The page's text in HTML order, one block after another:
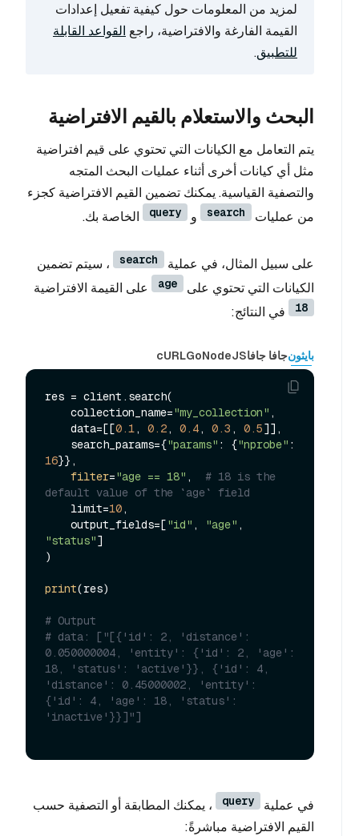
لمزيد من المعلومات حول كيفية تفعيل إعدادات
القيمة الفارغة والافتراضية، راجع القواعد القابلة
للتطبيق.
البحث والاستعلام بالقيم الافتراضية
يتم التعامل مع الكيانات التي تحتوي على قيم افتراضية
مثل أي كيانات أخرى أثناء عمليات البحث المتجه
والتصفية القياسية. يمكنك تضمين القيم الافتراضية كجزء
من عمليات
search و query الخاصة بك.
على سبيل المثال، في عملية search
، سيتم تضمين
الكيانات التي تحتوي على
age على القيمة الافتراضية
18 في النتائج:
بايثونجافا جافاNodeJS
Go
cURL
res = client.search(
    collection_name=
"my_collection" ,
    data=[[
0.1, 0.2, 0.4, 0.3 , 0.5]],
    search_params={
"params" : {"nprobe"
16}},
filter="age == 18" , # 18 is the
default value of the `age` field
    limit=
10,
    output_fields=[
"id" , "age"
"status"]
)
print(res)
# Output
# data: ["[{'id': 2, 'distance':
0.050000004, 'entity': {'id': 2, 'age':
18, 'status': 'active'}}, {'id': 4,
'distance': 0.45000002, 'entity':
{'id': 4, 'age': 18, 'status':
'inactive'}}]"]
في عملية query
، يمكنك المطابقة أو التصفية حسب
القيم الافتراضية مباشرةً: